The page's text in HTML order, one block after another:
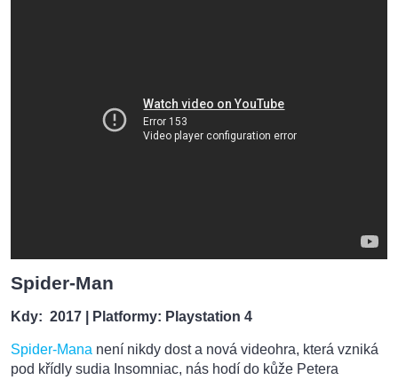
Spider-Man
Kdy: 2017 | Platformy: Playstation 4
Spider-Mana není nikdy dost a nová videohra, která vzniká
pod křídly sudia Insomniac, nás hodí do kůže Petera